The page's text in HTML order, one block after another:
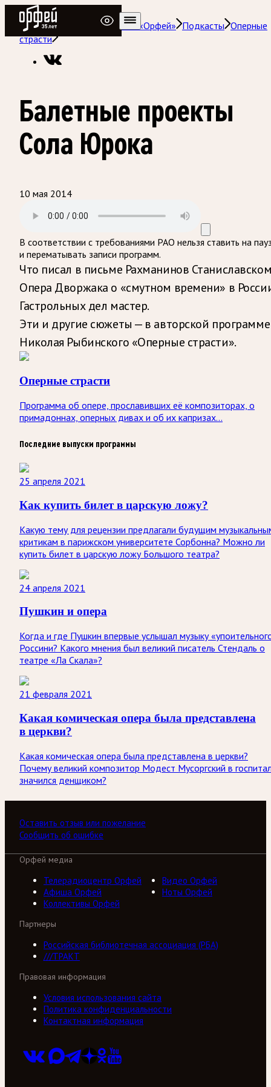
Радио Орфей
Радио классической музыки «Орфей» Подкасты Оперные
страсти
Балетные проекты
Сола Юрока
10 мая 2014
В соответствии с требованиями РАО нельзя ставить на
и перематывать записи программ.
Что писал в письме Рахманинов
Опера Дворжака о «смутном времени» в
Гастрольных дел мастер.
Эти и другие сюжеты — в авторской программе
Николая Рыбинского «Оперные страсти».
Оперные страсти
Программа об опере, прославивших её композиторах, о
примадоннах, оперных дивах и об их капризах...
Последние выпуски программы
25 апреля 2021
Как купить билет в царскую ложу?
Какую тему для рецензии предлагали будущим
критикам в парижском университете Сорбонна? Можно ли
купить билет в царскую ложу Большого театра?
24 апреля 2021
Пушкин и опера
Когда и где Пушкин впервые услышал музыку
Россини? Какого мнения был великий писатель Стендаль о
театре «Ла Скала»?
21 февраля 2021
Какая комическая опера была представлена
в церкви?
Какая комическая опера была представлена в церкви?
Почему великий композитор Модест Мусоргский в
значился денщиком?
Оставить отзыв или пожелание
Сообщить об ошибке
Орфей медиа
Телерадиоцентр Орфей
Видео Орфей
Афиша Орфей
Ноты Орфей
Коллективы Орфей
Партнеры
Российская библиотечная ассоциация (РБА)
///ТРАКТ
Правовая информация
Условия использования сайта
Политика конфиденциальности
Контактная информация